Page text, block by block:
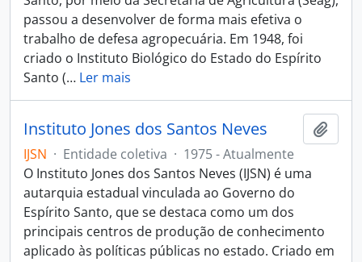
passou a desenvolver de forma mais efetiva o
trabalho de defesa agropecuária. Em 1948, foi
criado o Instituto Biológico do Estado do Espírito
Santo (… Ler mais
Instituto Jones dos Santos Neves
IJSN · Entidade coletiva · 1975 - Atualmente
O Instituto Jones dos Santos Neves (IJSN) é uma
autarquia estadual vinculada ao Governo do
Espírito Santo, que se destaca como um dos
principais centros de produção de conhecimento
aplicado às políticas públicas no estado. Criado em